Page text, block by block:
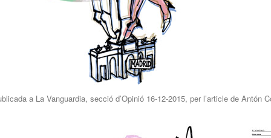
a La Vanguardia, secció d’Opinió 16-12-2015, per l’article de Antón